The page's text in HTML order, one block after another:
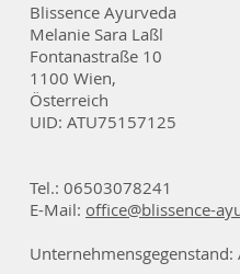
Blissence Ayurveda
Melanie Sara Laßl
Fontanastraße 10
1100 Wien,
Österreich
UID: ATU75157125
Tel.: 06503078241
E-Mail: office@blissence-